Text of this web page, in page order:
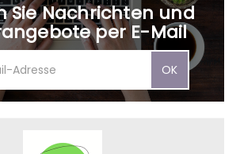
Sie Nachrichten und
per E-Mail
OK